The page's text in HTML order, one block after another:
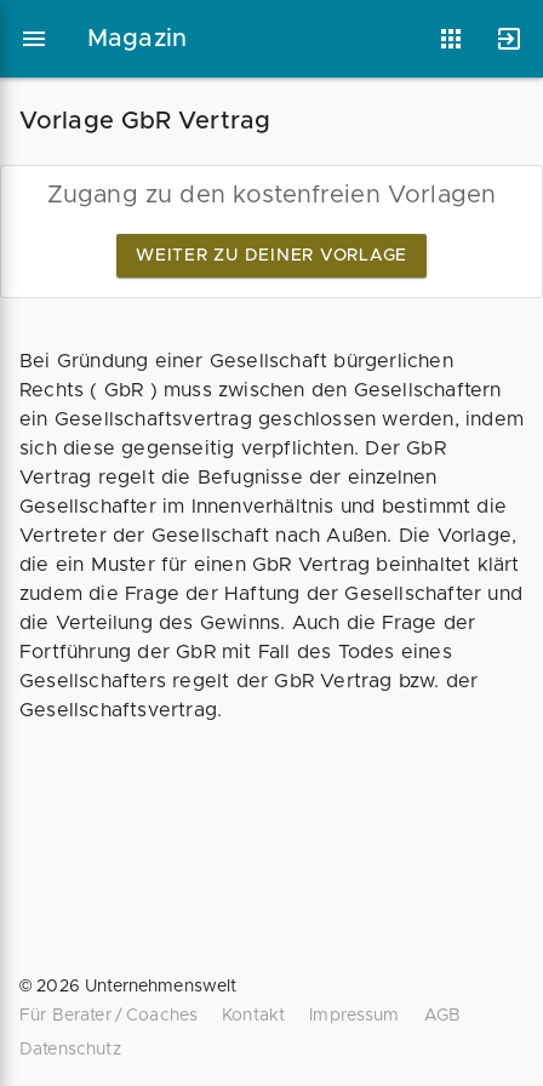
Magazin
Angebote Coaching
Vorlage GbR Vertrag
Zugang zu den kostenfreien Vorlagen
WEITER ZU DEINER VORLAGE
Bei Gründung einer Gesellschaft bürgerlichen
Rechts ( GbR ) muss zwischen den Gesellschaftern
ein Gesellschaftsvertrag geschlossen werden, indem
sich diese gegenseitig verpflichten. Der GbR
Vertrag regelt die Befugnisse der einzelnen
Gesellschafter im Innenverhältnis und bestimmt die
Vertreter der Gesellschaft nach Außen. Die Vorlage,
die ein Muster für einen GbR Vertrag beinhaltet klärt
zudem die Frage der Haftung der Gesellschafter und
die Verteilung des Gewinns. Auch die Frage der
Fortführung der GbR mit Fall des Todes eines
Gesellschafters regelt der GbR Vertrag bzw. der
Gesellschaftsvertrag.
©2026 Unternehmenswelt
Für Berater / Coaches
Kontakt Impressum
AGB
Datenschutz